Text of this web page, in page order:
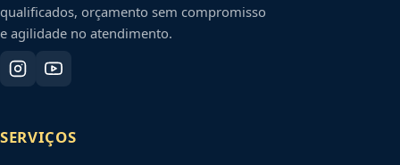
qualificados, orçamento sem compromisso
e agilidade no atendimento.
SERVIÇOS